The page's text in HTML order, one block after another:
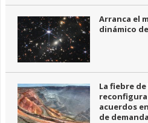
Arranca el
dinámico
La fiebre
reconfigura
acuerdos
de demanda